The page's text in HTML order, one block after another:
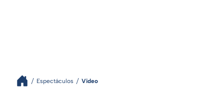
Espectáculos Video